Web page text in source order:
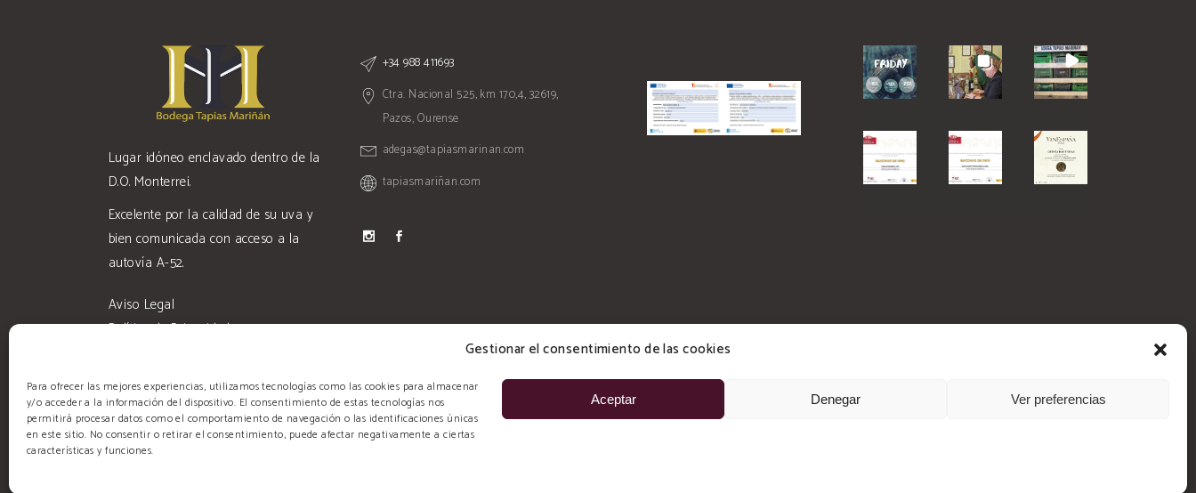
Gestionar el consentimiento de las cookies
Para ofrecer las mejores experiencias, utilizamos tecnologías como las cookies para almacenar
y/o acceder a la información del dispositivo. El consentimiento de estas tecnologías nos
permitirá procesar datos como el comportamiento de navegación o las identificaciones únicas
en este sitio. No consentir o retirar el consentimiento, puede afectar negativamente a ciertas
características y funciones.
Aceptar Denegar Ver preferencias
Lugar idóneo enclavado dentro de la
D.O. Monterrei.
Excelente por la calidad de su uva y
bien comunicada con acceso a la
autovía A-52.
Aviso Legal
Política de Privacidad
+34 988 411693
Ctra. Nacional 525, km 170,4, 32619,
Pazos, Ourense
adegas@tapiasmarinan.com
tapiasmariñan.com